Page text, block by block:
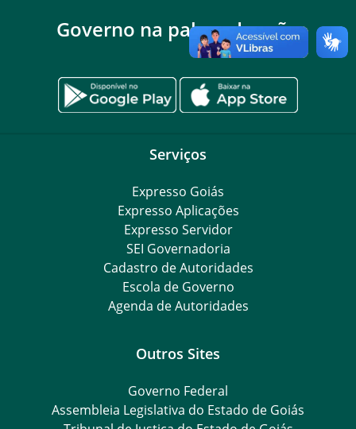
Governo na palma da mão
Serviços
Expresso Goiás
Expresso Aplicações
Expresso Servidor
SEI Governadoria
Cadastro de Autoridades
Escola de Governo
Agenda de Autoridades
Outros Sites
Governo Federal
Assembleia Legislativa do Estado de Goiás